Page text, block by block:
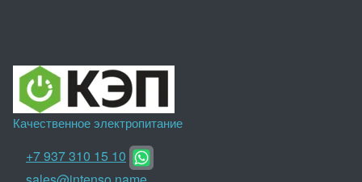
Качественное электропитание
+7 937 310 15 10